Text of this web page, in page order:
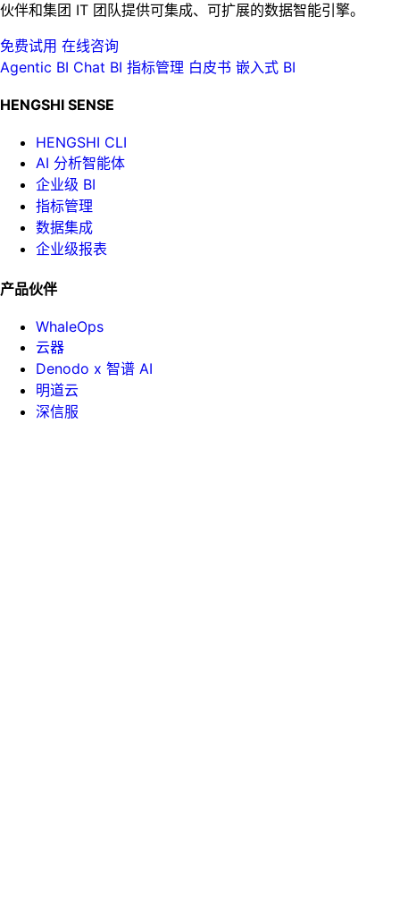
伙伴和集团 IT 团队提供可集成、可扩展的数据智能引擎。
免费试用 在线咨询
Agentic BI Chat BI 指标管理 白皮书 嵌入式 BI
HENGSHI SENSE
HENGSHI CLI
AI 分析智能体
企业级 BI
指标管理
数据集成
企业级报表
产品伙伴
WhaleOps
云器
Denodo x 智谱 AI
明道云
深信服